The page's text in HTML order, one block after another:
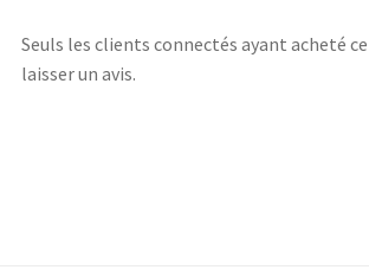
Seuls les clients connectés ayant acheté
laisser un avis.